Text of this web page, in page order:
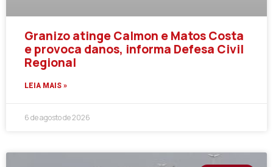
Granizo atinge Calmon e Matos Costa
e provoca danos, informa Defesa Civil
Regional
LEIA MAIS »
6 de agosto de 2026